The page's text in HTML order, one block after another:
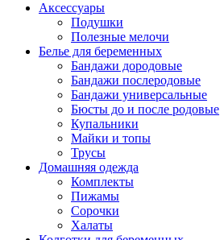
Аксессуары
Подушки
Полезные мелочи
Белье для беременных
Бандажи дородовые
Бандажи послеродовые
Бандажи универсальные
Бюсты до и после родовые
Купальники
Майки и топы
Трусы
Домашняя одежда
Комплекты
Пижамы
Сорочки
Халаты